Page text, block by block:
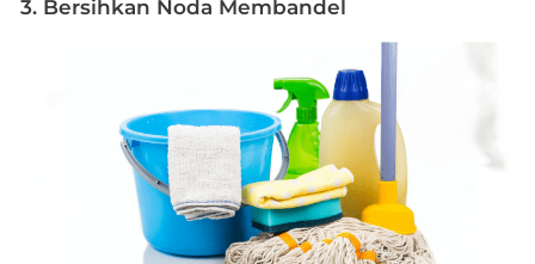
3. Bersihkan Noda Membandel